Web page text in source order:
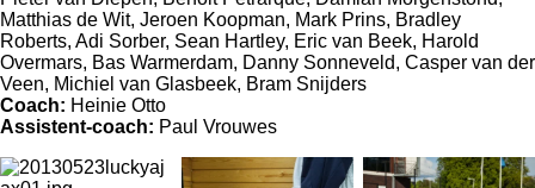
Matthias de Wit, Jeroen Koopman, Mark Prins, Bradley
Roberts, Adi Sorber, Sean Hartley, Eric van Beek, Harold
Overmars, Bas Warmerdam, Danny Sonneveld, Casper van der
Veen, Michiel van Glasbeek, Bram Snijders
Coach: Heinie Otto
Assistent-coach: Paul Vrouwes